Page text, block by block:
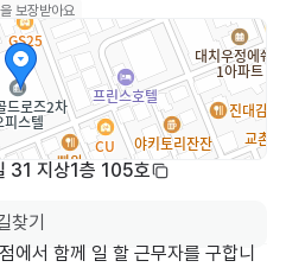
보장받아요
31 지상1층 105호
찾기
에서 함께 일 할 근무자를 구합니